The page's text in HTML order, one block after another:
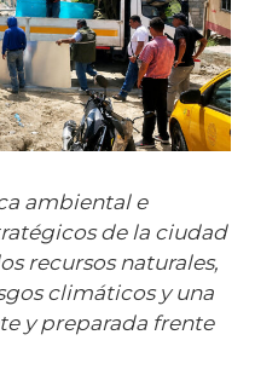
ambiental e
de la ciudad
recursos naturales,
climáticos y una
y preparada frente